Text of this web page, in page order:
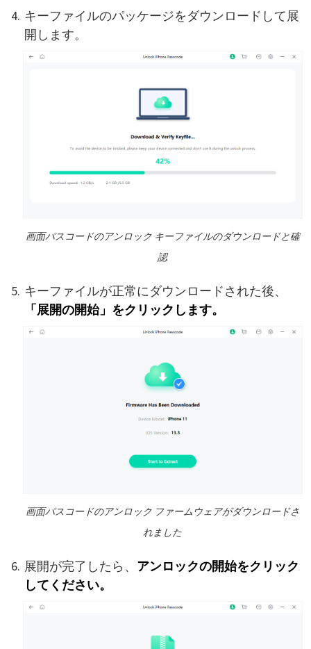
キーファイルのパッケージをダウンロードして展
開します。
画面パスコードのアンロック キーファイルのダウンロードと確
認
キーファイルが正常にダウンロードされた後、
「展開の開始」をクリックします。
画面パスコードのアンロック ファームウェアがダウンロードさ
れました
展開が完了したら、 アンロックの開始をクリック
してください。